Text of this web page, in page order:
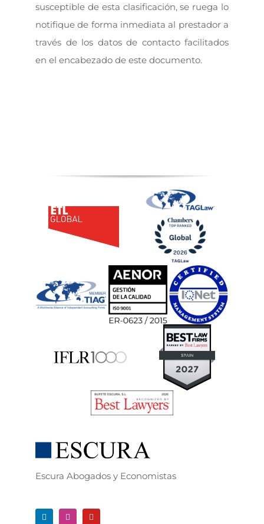
susceptible de esta clasificación, se ruega lo
notifique de forma inmediata al prestador a
través de los datos de contacto facilitados
en el encabezado de este documento.
Escura Abogados y Economistas